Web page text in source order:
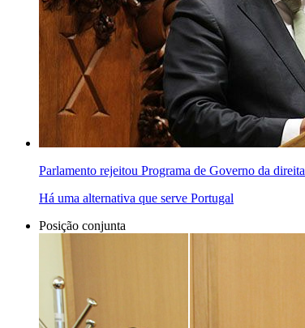
Parlamento rejeitou Programa de Governo da direita
Há uma alternativa que serve Portugal
Posição conjunta